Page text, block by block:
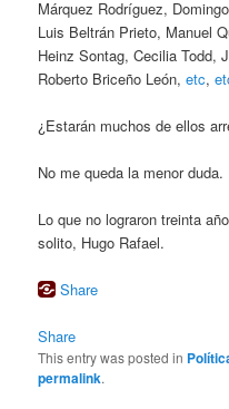
Márquez Rodríguez,
Luis Beltrán Prieto, Manuel
Heinz Sontag, Cecilia Todd,
Roberto Briceño León,etc,
¿Estarán muchos de ellos
No me queda la menor duda.
Lo que no lograron treinta
solito, Hugo Rafael.
Share
Share
This entry was posted in
permalink.